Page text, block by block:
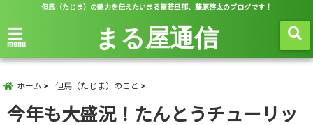
但馬（たじま）の魅力を伝えたいまる屋若旦那、藤原啓太のブログです！
menu まる屋通信
ホーム 但馬（たじま）のこと
今年も大盛況！たんとうチューリッ